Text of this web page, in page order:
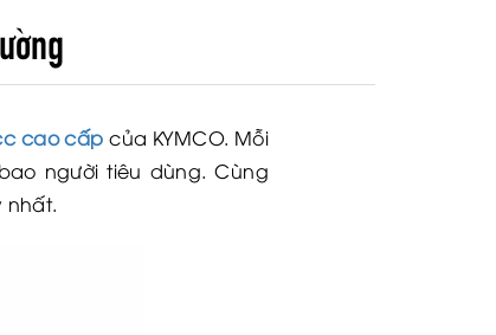
cao cấp của KYMCO. Mỗi
người tiêu dùng. Cùng
nhất.